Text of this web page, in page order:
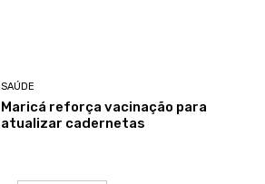
SAÚDE
Maricá reforça vacinação para
atualizar cadernetas